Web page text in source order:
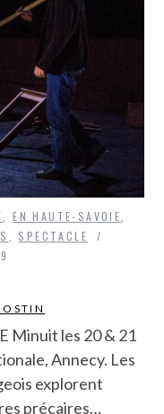
,EN HAUTE-SAVOIE
SPECTACLE
Minuit les 20 & 21
Annecy. Les
explorent
précaires…